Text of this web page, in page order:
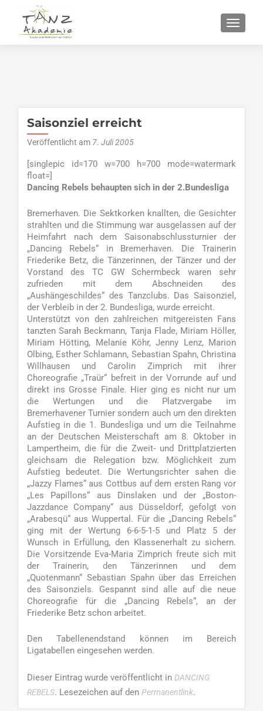
Saisonziel erreicht
Veröffentlicht am 7. Juli 2005
[singlepic id=170 w=700 h=700 mode=watermark
float=]
Dancing Rebels behaupten sich in der 2.Bundesliga
Bremerhaven. Die Sektkorken knallten, die Gesichter
strahlten und die Stimmung war ausgelassen auf der
Heimfahrt nach dem Saisonabschlussturnier der
„Dancing Rebels“ in Bremerhaven. Die Trainerin
Friederike Betz, die Tänzerinnen, der Tänzer und der
Vorstand des TC GW Schermbeck waren sehr
zufrieden mit dem Abschneiden des
„Aushängeschildes“ des Tanzclubs. Das Saisonziel,
der Verbleib in der 2. Bundesliga, wurde erreicht.
Unterstützt von den zahlreichen mitgereisten Fans
tanzten Sarah Beckmann, Tanja Flade, Miriam Höller,
Miriam Hötting, Melanie Köhr, Jenny Lenz, Marion
Olbing, Esther Schlamann, Sebastian Spahn, Christina
Willhausen und Carolin Zimprich mit ihrer
Choreografie „Traür“ befreit in der Vorrunde auf und
direkt ins Grosse Finale. Hier ging es nicht nur um
die Wertungen und die Platzvergabe im
Bremerhavener Turnier sondern auch um den direkten
Aufstieg in die 1. Bundesliga und um die Teilnahme
an der Deutschen Meisterschaft am 8. Oktober in
Lampertheim, die für die Zweit- und Drittplatzierten
gleichsam die Relegation bzw. Möglichkeit zum
Aufstieg bedeutet. Die Wertungsrichter sahen die
„Jazzy Flames“ aus Cottbus auf dem ersten Rang vor
„Les Papillons“ aus Dinslaken und der „Boston-
Jazzdance Company“ aus Düsseldorf, gefolgt von
„Arabesqü“ aus Wuppertal. Für die „Dancing Rebels“
ging mit der Wertung 6-6-5-1-5 und Platz 5 der
Wunsch in Erfüllung, den Klassenerhalt zu sichern.
Die Vorsitzende Eva-Maria Zimprich freute sich mit
der Trainerin, den Tänzerinnen und dem
„Quotenmann“ Sebastian Spahn über das Erreichen
des Saisonziels. Gespannt sind alle auf die neue
Choreografie für die „Dancing Rebels“, an der
Friederike Betz schon arbeitet.
Den Tabellenendstand können im Bereich
Ligatabellen eingesehen werden.
Dieser Eintrag wurde veröffentlicht in DANCING
REBELS. Lesezeichen auf den Permanentlink.